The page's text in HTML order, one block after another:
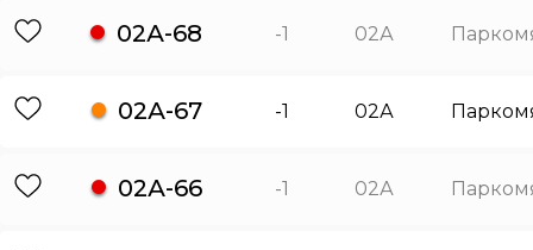
02А-68 -1 02А
02А-67 -1 02А
02А-66 -1 02А